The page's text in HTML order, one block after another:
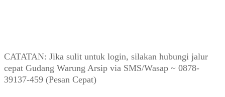
CATATAN: Jika sulit untuk login, silakan hubungi jalur
cepat Gudang Warung Arsip via SMS/Wasap ~ 0878-
39137-459 (Pesan Cepat)